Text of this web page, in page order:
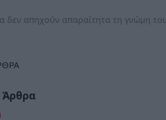
δεν απηχούν απαραίτητα τη γνώμη
Άρθρα